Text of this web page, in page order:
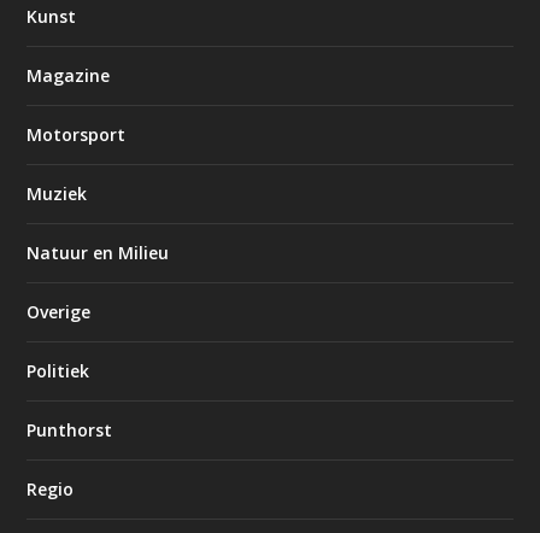
Kunst
Magazine
Motorsport
Muziek
Natuur en Milieu
Overige
Politiek
Punthorst
Regio